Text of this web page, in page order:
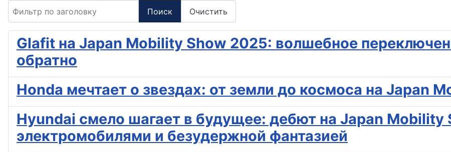
Поиск Очистить
Glafit на Japan Mobility Show 2025: волшебное
обратно
Honda мечтает о звездах: от земли до космоса на Japan
Hyundai смело шагает в будущее: дебют на Japan
электромобилями и безудержной фантазией